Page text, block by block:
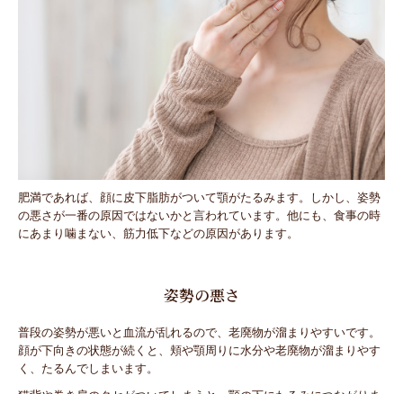
肥満であれば、顔に皮下脂肪がついて顎がたるみます。しかし、姿勢
の悪さが一番の原因ではないかと言われています。他にも、食事の時
にあまり噛まない、筋力低下などの原因があります。
姿勢の悪さ
普段の姿勢が悪いと血流が乱れるので、老廃物が溜まりやすいです。
顔が下向きの状態が続くと、頬や顎周りに水分や老廃物が溜まりやす
く、たるんでしまいます。